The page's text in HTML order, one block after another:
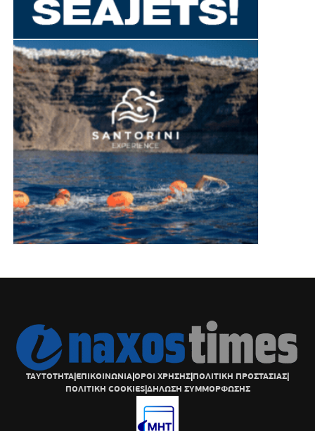
ΤΑΥΤΟΤΗΤΑ|ΕΠΙΚΟΙΝΩΝΙΑ|ΟΡΟΙ ΧΡΗΣΗΣ|ΠΟΛΙΤΙΚΗ ΠΡΟΣΤΑΣΙΑΣ|
ΠΟΛΙΤΙΚΗ COOKIES|ΔΗΛΩΣΗ ΣΥΜΜΟΡΦΩΣΗΣ